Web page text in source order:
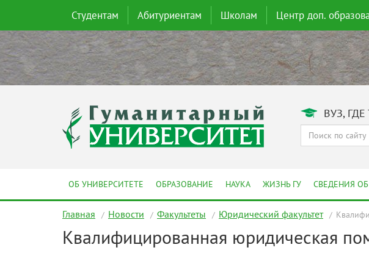
Студентам Абитуриентам Школам Центр доп.
ВУЗ,
ОБ УНИВЕРСИТЕТЕ ОБРАЗОВАНИЕ НАУКА ЖИЗНЬ ГУ СВЕДЕНИЯ
Главная Новости Факультеты Юридический факультет
Квалифицированная юридическая